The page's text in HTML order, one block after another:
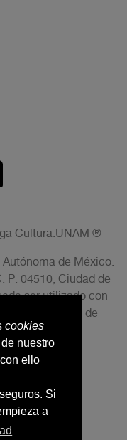
cookies
nuestro
ello
Si
a
Cultura.UNAM ®
de México.
P. 04510, Ciudad de
ser utilizado con
cite la fuente de
LEGAL.